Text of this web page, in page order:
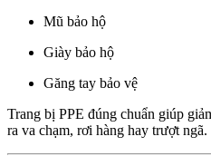
Mũ bảo hộ
Giày bảo hộ
Găng tay bảo vệ
Trang bị PPE đúng chuẩn giúp
ra va chạm, rơi hàng hay trượt ngã.